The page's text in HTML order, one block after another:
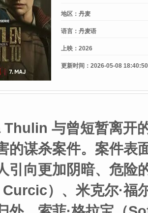
地区： 丹麦
语言： 丹麦语
上映： 2026
更新时间： 2026-05-08 18:40:50
Thulin 与曾短暂离开
的谋杀案件。案件表
引向更加阴暗、危
Curcic）、米克尔·